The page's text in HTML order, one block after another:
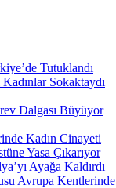
Tutuklandı
Sokaktaydı
Dalgası Büyüyor
Kadın Cinayeti
Yasa Çıkarıyor
Ayağa Kaldırdı
Avrupa Kentlerinde